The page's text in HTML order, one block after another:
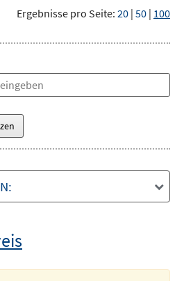
Ergebnisse pro Seite: 20 | 50 | 100